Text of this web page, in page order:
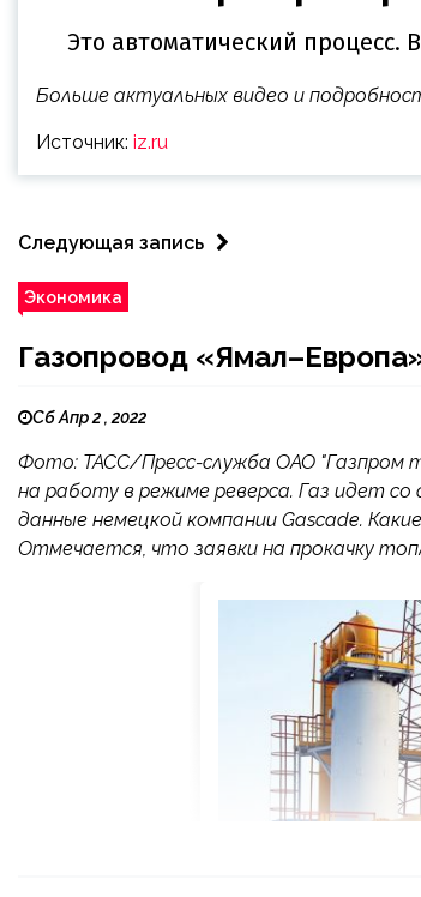
Больше актуальных видео и
Источник: iz.ru
Следующая запись
Экономика
Газопровод
Сб Апр 2 , 2022
Фото: ТАСС/Пресс-служба ОАО "Газпром
на работу в режиме реверса. Газ идет
данные немецкой компании Gascade.
Отмечается, что заявки на прокачку